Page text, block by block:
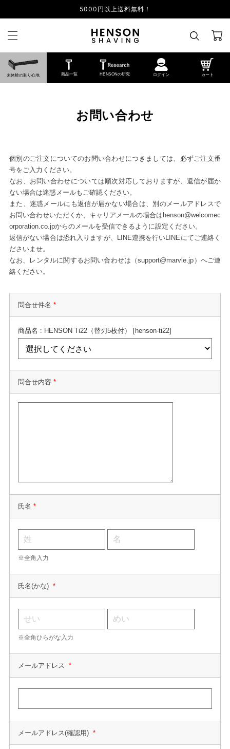
5000円以上送料無料！
ー
未体験の剃り心地 商品一覧 HENSONの研究 ログイン カート
お問い合わせ
個別のご注文についてのお問い合わせにつきましては、必ずご注文番
号をご入力ください。
なお、お問い合わせについては順次対応しておりますが、返信が届か
ない場合は迷惑メールもご確認ください。
また、迷惑メールにも返信が届かない場合は、別のメールアドレスで
お問い合わせいただくか、キャリアメールの場合はhenson@welcomec
orporation.co.jpからのメールを受信できるように設定ください。
返信がない場合は恐れ入りますが、LINE連携を行いLINEにてご連絡く
ださいませ。
なお、レンタルに関するお問い合わせは（support@marvle.jp）へご連
絡ください。
問合せ件名 *
商品名 : HENSON Ti22（替刃5枚付） [henson-ti22]
問合せ内容 *
氏名 *
※全角入力
氏名(かな) *
※全角ひらがな入力
メールアドレス *
メールアドレス(確認用) *